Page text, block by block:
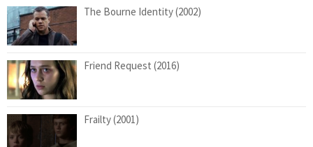
The Bourne Identity (2002)
Friend Request (2016)
Frailty (2001)